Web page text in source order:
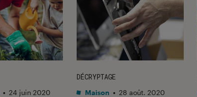
• 24 juin 2020
DÉCRYPTAGE
Maison • 28 août. 2020